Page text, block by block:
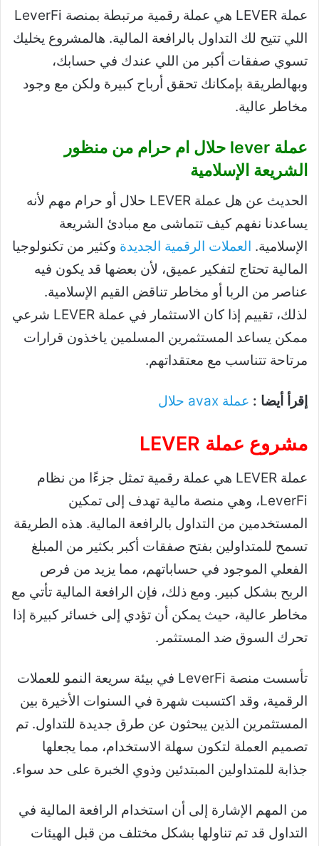
عملة LEVER هي عملة رقمية مرتبطة بمنصة LeverFi
اللي تتيح لك التداول بالرافعة المالية. هالمشروع يخليك
تسوي صفقات أكبر من اللي عندك في حسابك،
وبهالطريقة بإمكانك تحقق أرباح كبيرة ولكن مع وجود
مخاطر عالية.
عملة lever حلال ام حرام من منظور
الشريعة الإسلامية
الحديث عن هل عملة LEVER حلال أو حرام مهم لأنه
يساعدنا نفهم كيف تتماشى مع مبادئ الشريعة
الإسلامية. العملات الرقمية الجديدة وكثير من تكنولوجيا
المالية تحتاج لتفكير عميق، لأن بعضها قد يكون فيه
عناصر من الربا أو مخاطر تناقض القيم الإسلامية.
لذلك، تقييم إذا كان الاستثمار في عملة LEVER شرعي
ممكن يساعد المستثمرين المسلمين ياخذون قرارات
مرتاحة تتناسب مع معتقداتهم.
إقرأ أيضا : عملة avax حلال
مشروع عملة LEVER
عملة LEVER هي عملة رقمية تمثل جزءًا من نظام
LeverFi، وهي منصة مالية تهدف إلى تمكين
المستخدمين من التداول بالرافعة المالية. هذه الطريقة
تسمح للمتداولين بفتح صفقات أكبر بكثير من المبلغ
الفعلي الموجود في حساباتهم، مما يزيد من فرص
الربح بشكل كبير. ومع ذلك، فإن الرافعة المالية تأتي مع
مخاطر عالية، حيث يمكن أن تؤدي إلى خسائر كبيرة إذا
تحرك السوق ضد المستثمر.
تأسست منصة LeverFi في بيئة سريعة النمو للعملات
الرقمية، وقد اكتسبت شهرة في السنوات الأخيرة بين
المستثمرين الذين يبحثون عن طرق جديدة للتداول. تم
تصميم العملة لتكون سهلة الاستخدام، مما يجعلها
جذابة للمتداولين المبتدئين وذوي الخبرة على حد سواء.
من المهم الإشارة إلى أن استخدام الرافعة المالية في
التداول قد تم تناولها بشكل مختلف من قبل الهيئات